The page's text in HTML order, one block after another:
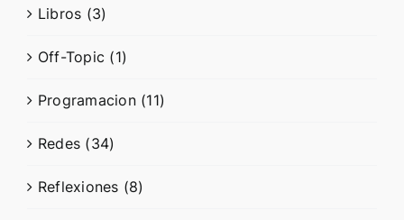
Libros (3)
Off-Topic (1)
Programacion (11)
Redes (34)
Reflexiones (8)